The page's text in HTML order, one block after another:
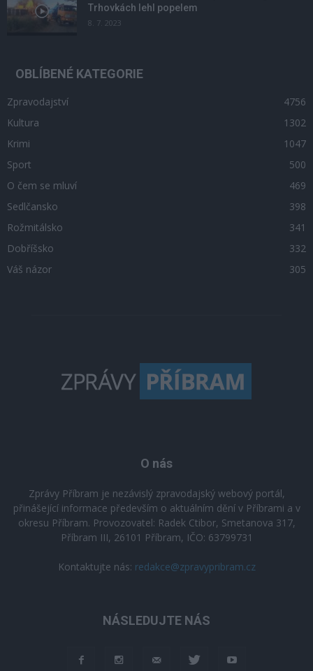
Trhovkách lehl popelem
8. 7. 2023
OBLÍBENÉ KATEGORIE
Zpravodajství
4756
Kultura
1302
Krimi
1047
Sport
500
O čem se mluví
469
Sedlčansko
398
Rožmitálsko
341
Dobříšsko
332
Váš názor
305
O nás
Zprávy Příbram je nezávislý zpravodajský webový portál,
přinášející informace především o aktuálním dění v Příbrami a v
okresu Příbram. Provozovatel: Radek Ctibor, Smetanova 317,
Příbram III, 26101 Příbram, IČO: 63799731
Kontaktujte nás: redakce@zpravypribram.cz
NÁSLEDUJTE NÁS